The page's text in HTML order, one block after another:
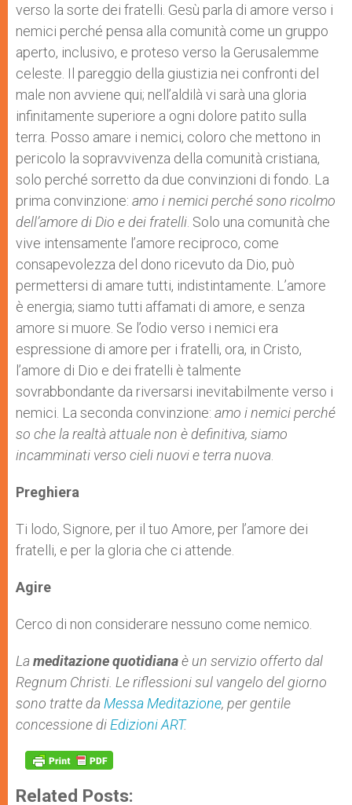
verso la sorte dei fratelli. Gesù parla di amore verso i
nemici perché pensa alla comunità come un gruppo
aperto, inclusivo, e proteso verso la Gerusalemme
celeste. Il pareggio della giustizia nei confronti del
male non avviene qui; nell’aldilà vi sarà una gloria
infinitamente superiore a ogni dolore patito sulla
terra. Posso amare i nemici, coloro che mettono in
pericolo la sopravvivenza della comunità cristiana,
solo perché sorretto da due convinzioni di fondo. La
prima convinzione: amo i nemici perché sono ricolmo
dell’amore di Dio e dei fratelli . Solo una comunità che
vive intensamente l’amore reciproco, come
consapevolezza del dono ricevuto da Dio, può
permettersi di amare tutti, indistintamente. L’amore
è energia; siamo tutti affamati di amore, e senza
amore si muore. Se l’odio verso i nemici era
espressione di amore per i fratelli, ora, in Cristo,
l’amore di Dio e dei fratelli è talmente
sovrabbondante da riversarsi inevitabilmente verso i
nemici. La seconda convinzione: amo i nemici perché
so che la realtà attuale non è definitiva, siamo
incamminati verso cieli nuovi e terra nuova
Preghiera
Ti lodo, Signore, per il tuo Amore, per l’amore dei
fratelli, e per la gloria che ci attende.
Agire
Cerco di non considerare nessuno come nemico.
Lameditazione quotidianaè un servizio offerto dal
Regnum Christi. Le riflessioni sul vangelo del giorno
sono tratte da Messa Meditazione, per gentile
concessione di Edizioni ART.
Related Posts: